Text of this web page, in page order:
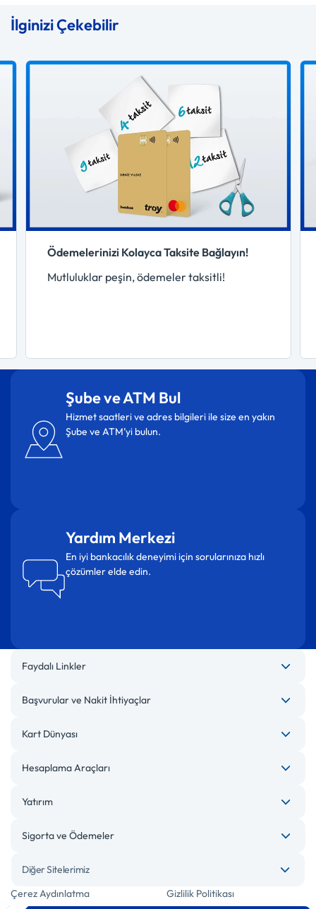
İlginizi Çekebilir
Ödemelerinizi Kolayca Taksite Bağlayın!
Mutluluklar peşin, ödemeler taksitli!
Şube ve ATM Bul
Hizmet saatleri ve adres bilgileri ile size en yakın
Şube ve ATM’yi bulun.
Yardım Merkezi
En iyi bankacılık deneyimi için sorularınıza hızlı
çözümler elde edin.
Faydalı Linkler
Başvurular ve Nakit İhtiyaçlar
Kart Dünyası
Hesaplama Araçları
Yatırım
Sigorta ve Ödemeler
Diğer Sitelerimiz
Çerez Aydınlatma
Gizlilik Politikası